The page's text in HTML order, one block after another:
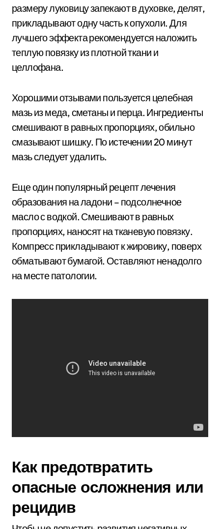
размеру луковицу запекают в духовке, делят,
прикладывают одну часть к опухоли. Для
лучшего эффекта рекомендуется наложить
теплую повязку из плотной ткани и
целлофана.
Хорошими отзывами пользуется целебная
мазь из меда, сметаны и перца. Ингредиенты
смешивают в равных пропорциях, обильно
смазывают шишку. По истечении 20 минут
мазь следует удалить.
Еще один популярный рецепт лечения
образования на ладони – подсолнечное
масло с водкой. Смешивают в равных
пропорциях, наносят на тканевую повязку.
Компресс прикладывают к жировику, поверх
обматывают бумагой. Оставляют ненадолго
на месте патологии.
Как предотвратить
опасные осложнения или
рецидив